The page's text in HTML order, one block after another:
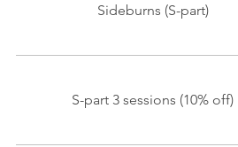
Sideburns (S-part)
S-part 3 sessions (10% off)